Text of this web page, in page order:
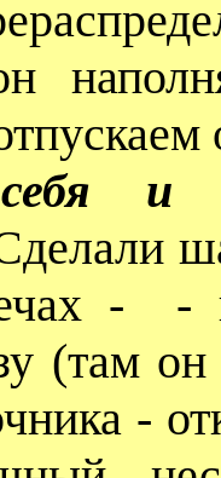
и
- -
(там
-